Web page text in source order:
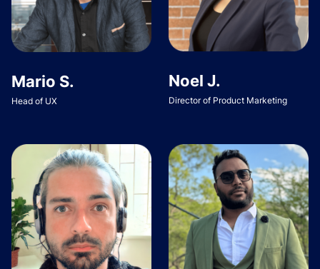
Mario S.
Head of UX
Noel J.
Director of Product Marketing